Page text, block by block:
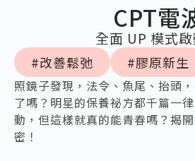
CPT電
全面 UP 模式啟
#改善鬆弛 #膠原新生
照鏡子發現，法令、魚尾、抬頭
了嗎？明星的保養祕方都千篇一
動，但這樣就真的能青春嗎？揭
密！